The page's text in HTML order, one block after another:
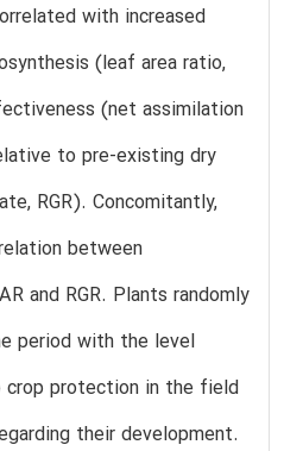
with increased
(leaf area ratio,
(net assimilation
to pre-existing dry
RGR). Concomitantly,
between
and RGR. Plants randomly
period with the level
protection in the field
their development.